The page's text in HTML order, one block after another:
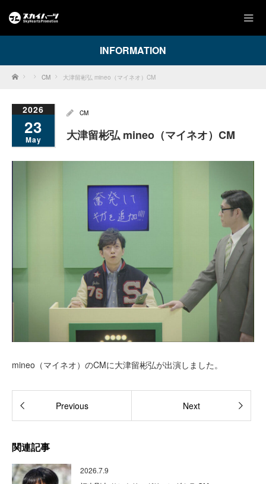
INFORMATION
Home CM 大津留彬弘 mineo（マイネオ）CM
2026
23
May
CM
大津留彬弘 mineo（マイネオ）CM
mineo（マイネオ）のCMに大津留彬弘が出演しました。
Previous Next
関連記事
2026.7.9